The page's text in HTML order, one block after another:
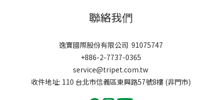
聯絡我們
逸寶國際股份有限公司 91075747
+886-2-7737-0365
service@tripet.com.tw
收件地址: 110 台北市信義區東興路57號8樓 (非門市)